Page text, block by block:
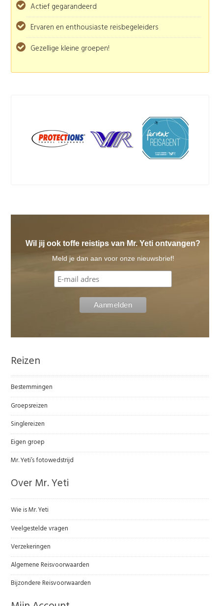
Actief gegarandeerd
Ervaren en enthousiaste reisbegeleiders
Gezellige kleine groepen!
Wil jij ook toffe reistips van Mr. Yeti ontvangen?
Meld je dan aan voor onze nieuwsbrief!
Reizen
Bestemmingen
Groepsreizen
Singlereizen
Eigen groep
Mr. Yeti’s fotowedstrijd
Over Mr. Yeti
Wie is Mr. Yeti
Veelgestelde vragen
Verzekeringen
Algemene Reisvoorwaarden
Bijzondere Reisvoorwaarden